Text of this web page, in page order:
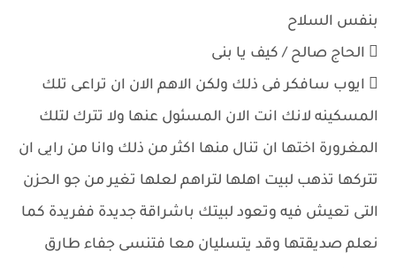
بنفس السلاح
 الحاج صالح / كيف يا بنى
 ايوب سافكر فى ذلك ولكن الاهم الان ان تراعى تلك
المسكينه لانك انت الان المسئول عنها ولا تترك لتلك
المغرورة اختها ان تنال منها اكثر من ذلك وانا من رايى ان
تتركها تذهب لبيت اهلها لتراهم لعلها تغير من جو الحزن
التى تعيش فيه وتعود لبيتك باشراقة جديدة ففريدة كما
نعلم صديقتها وقد يتسليان معا فتنسى جفاء طارق